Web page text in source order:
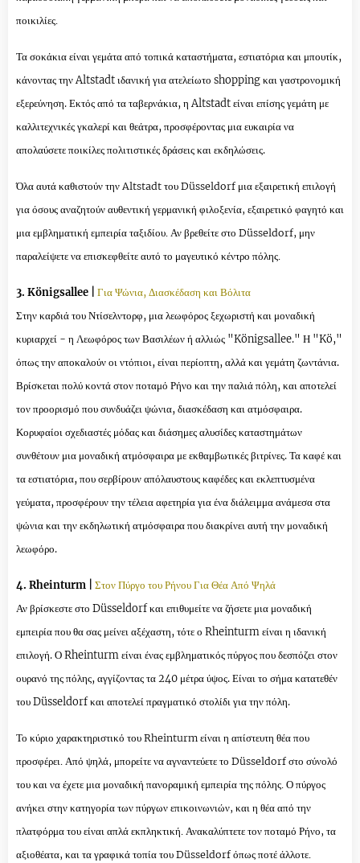
ποικιλίες.
Τα σοκάκια είναι γεμάτα από τοπικά καταστήματα, εστιατόρια και μπουτίκ,
κάνοντας την Altstadt ιδανική για ατελείωτο shopping και γαστρονομική
εξερεύνηση.Εκτός από τα ταβερνάκια, η Altstadt είναι επίσης γεμάτη με
καλλιτεχνικές γκαλερί και θεάτρα, προσφέροντας μια ευκαιρία να
απολαύσετε ποικίλες πολιτιστικές δράσεις και εκδηλώσεις.
Όλα αυτά καθιστούν την Altstadt του Düsseldorf μια εξαιρετική επιλογή
για όσους αναζητούν αυθεντική γερμανική φιλοξενία, εξαιρετικό φαγητό και
μια εμβληματική εμπειρία ταξιδίου. Αν βρεθείτε στο Düsseldorf, μην
παραλείψετε να επισκεφθείτε αυτό το μαγευτικό κέντρο πόλης.
3. Königsallee | Για Ψώνια, Διασκέδαση και Βόλιτα
Στην καρδιά του Ντίσελντορφ, μια λεωφόρος ξεχωριστή και μοναδική
κυριαρχεί - η Λεωφόρος των Βασιλέων ή αλλιώς "Königsallee." Η "Kö,"
όπως την αποκαλούν οι ντόπιοι, είναι περίοπτη, αλλά και γεμάτη ζωντάνια.
Βρίσκεται πολύ κοντά στον ποταμό Ρήνο και την παλιά πόλη, και αποτελεί
τον προορισμό που συνδυάζει ψώνια, διασκέδαση και ατμόσφαιρα.
Κορυφαίοι σχεδιαστές μόδας και διάσημες αλυσίδες καταστημάτων
συνθέτουν μια μοναδική ατμόσφαιρα με εκθαμβωτικές βιτρίνες. Τα καφέ και
τα εστιατόρια, που σερβίρουν απόλαυστους καφέδες και εκλεπτυσμένα
γεύματα, προσφέρουν την τέλεια αφετηρία για ένα διάλειμμα ανάμεσα στα
ψώνια και την εκδηλωτική ατμόσφαιρα που διακρίνει αυτή την μοναδική
λεωφόρο.
4. Rheinturm | ΣτονΠύργο του Ρήνου Για Θέα Από Ψηλά
Αν βρίσκεστε στο Düsseldorf και επιθυμείτε να ζήσετε μια μοναδική
εμπειρία που θα σας μείνει αξέχαστη, τότε ο Rheinturm είναι η ιδανική
επιλογή. Ο Rheinturm είναι ένας εμβληματικός πύργος που δεσπόζει στον
ουρανό της πόλης, αγγίζοντας τα 240 μέτρα ύψος. Είναι το σήμα κατατεθέν
του Düsseldorf και αποτελεί πραγματικό στολίδι για την πόλη.
Το κύριο χαρακτηριστικό του Rheinturm είναι η απίστευτη θέα που
προσφέρει. Από ψηλά, μπορείτε να αγναντεύετε το Düsseldorf στο σύνολό
του και να έχετε μια μοναδική πανοραμική εμπειρία της πόλης. Ο πύργος
ανήκει στην κατηγορία των πύργων επικοινωνιών, και η θέα από την
πλατφόρμα του είναι απλά εκπληκτική. Ανακαλύπτετε τον ποταμό Ρήνο, τα
αξιοθέατα, και τα γραφικά τοπία του Düsseldorf όπως ποτέ άλλοτε.